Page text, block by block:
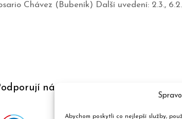
Abychom poskytli co nejlepší služby,
Chávez (Bubeník) Další uvedení: 2.3.,
nás